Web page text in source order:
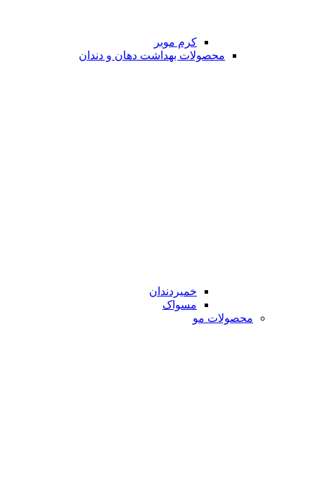
کرم موبر
محصولات بهداشت دهان و دندان
خمیردندان
مسواک
محصولات مو